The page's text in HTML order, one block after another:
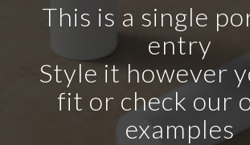
This is a single
entry
Style it however
fit or check our
examples